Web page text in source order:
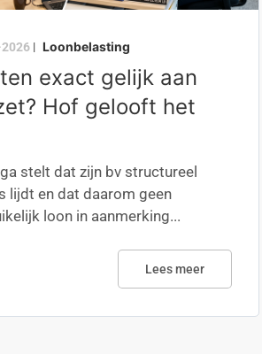
| Loonbelasting
exact gelijk aan
Hof gelooft het
stelt dat zijn bv structureel
lijdt en dat daarom geen
loon in aanmerking...
Lees meer